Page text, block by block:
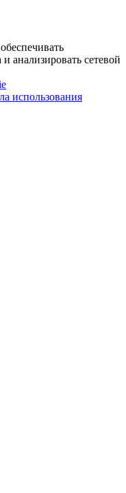
анализировать сетевой
использования